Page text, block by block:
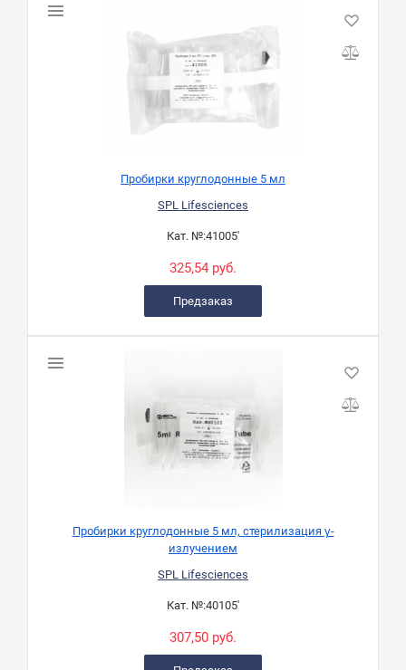
Пробирки круглодонные 5 мл
SPL Lifesciences
Кат. №:41005'
325,54 руб.
Предзаказ
Пробирки круглодонные 5 мл, стерилизация γ-
излучением
SPL Lifesciences
Кат. №:40105'
307,50 руб.